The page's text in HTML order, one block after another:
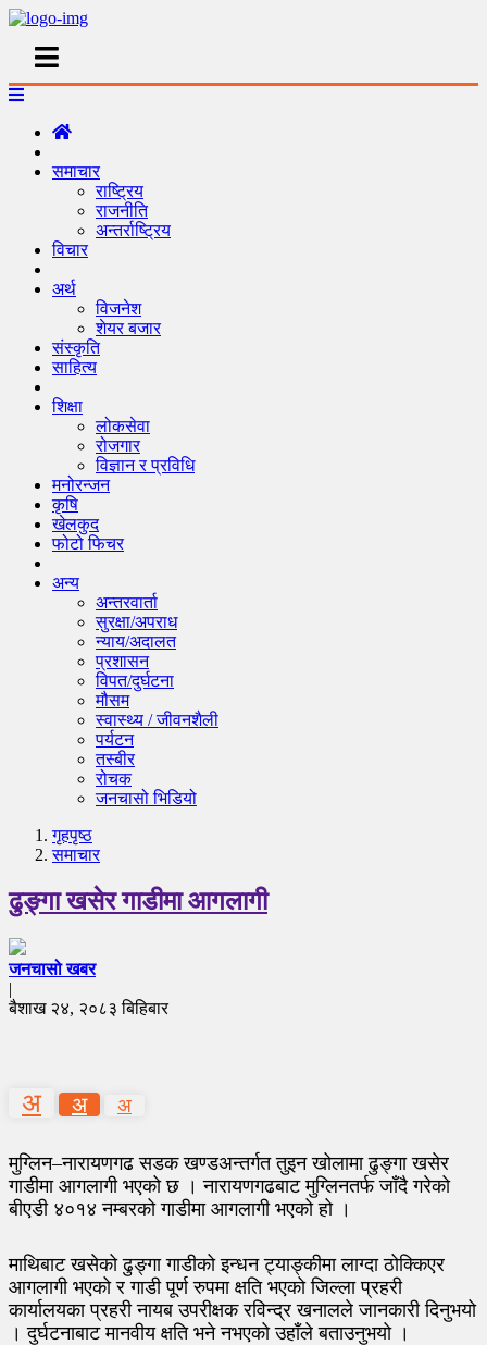
समाचार
राष्ट्रिय
राजनीति
अन्तर्राष्ट्रिय
विचार
अर्थ
विजनेश
शेयर बजार
संस्कृति
साहित्य
शिक्षा
लोकसेवा
रोजगार
विज्ञान र प्रविधि
मनोरन्जन
कृषि
खेलकुद
फोटो फिचर
अन्य
अन्तरवार्ता
सुरक्षा/अपराध
न्याय/अदालत
प्रशासन
विपत/दुर्घटना
मौसम
स्वास्थ्य / जीवनशैली
पर्यटन
तस्बीर
रोचक
जनचासो भिडियो
गृहपृष्‍ठ
समाचार
ढुङ्गा खसेर गाडीमा आगलागी
जनचासो खबर
|
बैशाख २४, २०८३ बिहिबार
अ अ अ
मुग्लिन–नारायणगढ सडक खण्डअन्तर्गत तुइन खोलामा ढुङ्गा खसेर
गाडीमा आगलागी भएको छ । नारायणगढबाट मुग्लिनतर्फ जाँदै गरेको
बीएडी ४०१४ नम्बरको गाडीमा आगलागी भएको हो ।
माथिबाट खसेको ढुङ्गा गाडीको इन्धन ट्याङ्कीमा लाग्दा ठोक्किएर
आगलागी भएको र गाडी पूर्ण रुपमा क्षति भएको जिल्ला प्रहरी
कार्यालयका प्रहरी नायब उपरीक्षक रविन्द्र खनालले जानकारी दिनुभयो
। दुर्घटनाबाट मानवीय क्षति भने नभएको उहाँले बताउनुभयो ।